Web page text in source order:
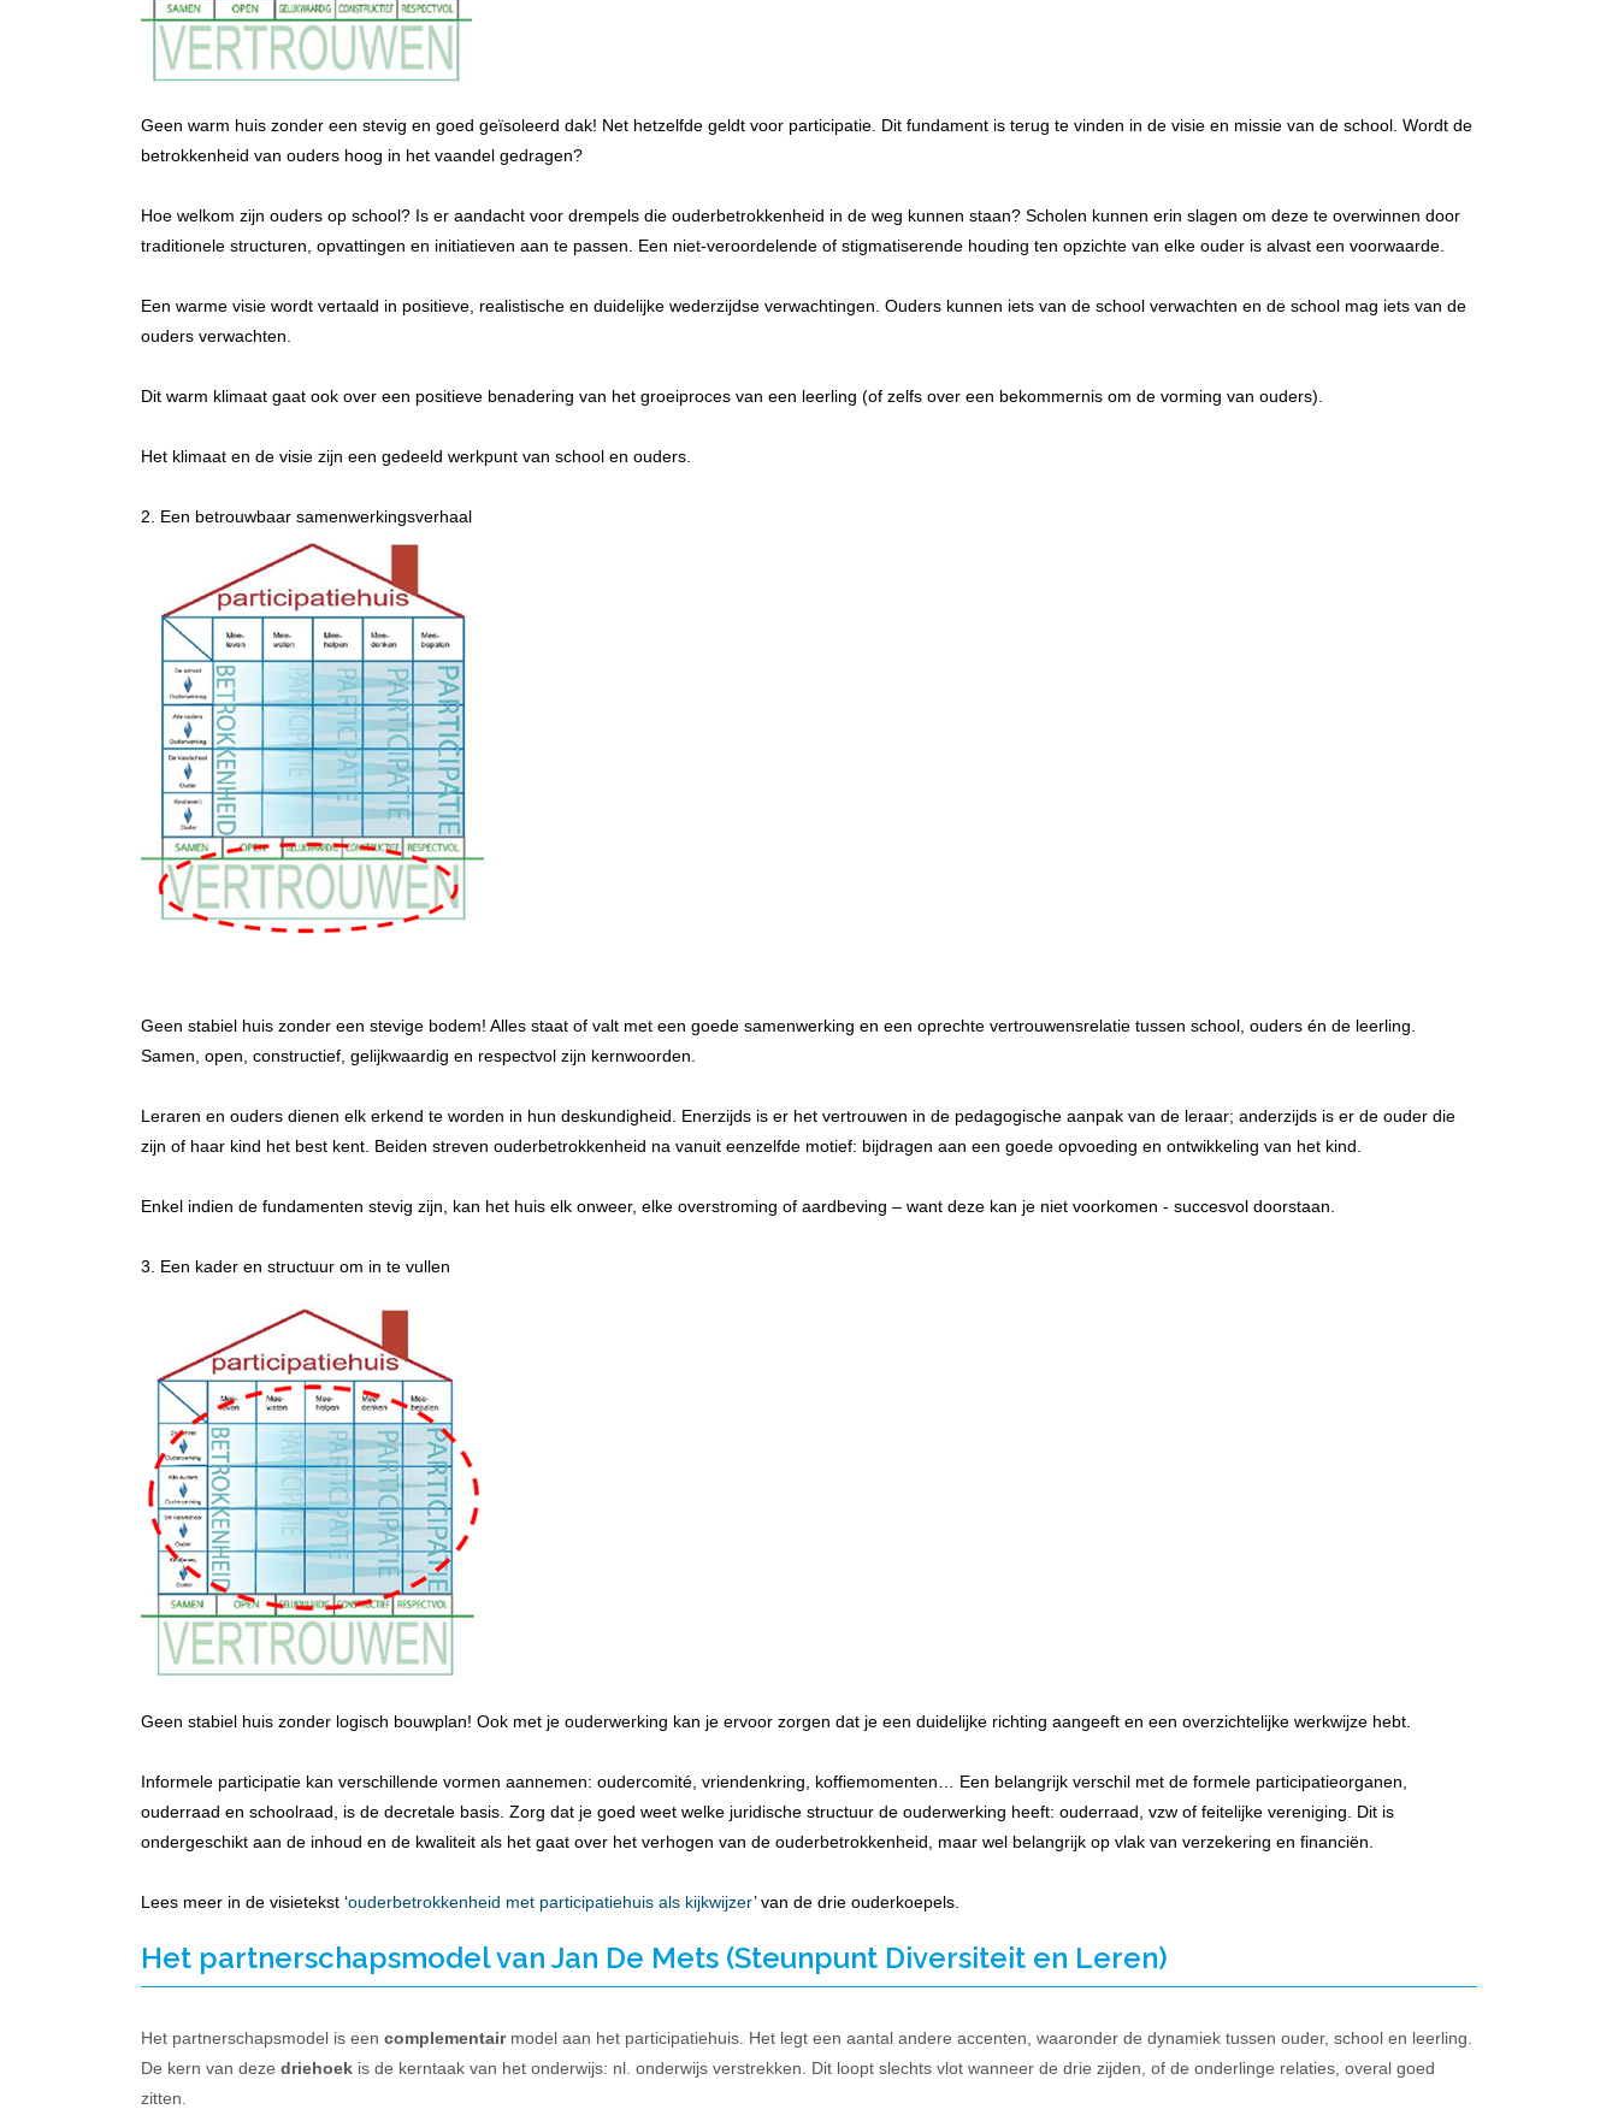
Geen warm huis zonder een stevig en goed geïsoleerd dak! Net hetzelfde geldt voor participatie. Dit fundament is terug te vinden in de visie en missie van de school. Wordt de
betrokkenheid van ouders hoog in het vaandel gedragen?
Hoe welkom zijn ouders op school? Is er aandacht voor drempels die ouderbetrokkenheid in de weg kunnen staan? Scholen kunnen erin slagen om deze te overwinnen door
traditionele structuren, opvattingen en initiatieven aan te passen. Een niet-veroordelende of stigmatiserende houding ten opzichte van elke ouder is alvast een voorwaarde.
Een warme visie wordt vertaald in positieve, realistische en duidelijke wederzijdse verwachtingen. Ouders kunnen iets van de school verwachten en de school mag iets van de
ouders verwachten.
Dit warm klimaat gaat ook over een positieve benadering van het groeiproces van een leerling (of zelfs over een bekommernis om de vorming van ouders).
Het klimaat en de visie zijn een gedeeld werkpunt van school en ouders.
2. Een betrouwbaar samenwerkingsverhaal
Geen stabiel huis zonder een stevige bodem! Alles staat of valt met een goede samenwerking en een oprechte vertrouwensrelatie tussen school, ouders én de leerling.
Samen, open, constructief, gelijkwaardig en respectvol zijn kernwoorden.
Leraren en ouders dienen elk erkend te worden in hun deskundigheid. Enerzijds is er het vertrouwen in de pedagogische aanpak van de leraar; anderzijds is er de ouder die
zijn of haar kind het best kent. Beiden streven ouderbetrokkenheid na vanuit eenzelfde motief: bijdragen aan een goede opvoeding en ontwikkeling van het kind.
Enkel indien de fundamenten stevig zijn, kan het huis elk onweer, elke overstroming of aardbeving – want deze kan je niet voorkomen - succesvol doorstaan.
3. Een kader en structuur om in te vullen
Geen stabiel huis zonder logisch bouwplan! Ook met je ouderwerking kan je ervoor zorgen dat je een duidelijke richting aangeeft en een overzichtelijke werkwijze hebt.
Informele participatie kan verschillende vormen aannemen: oudercomité, vriendenkring, koffiemomenten… Een belangrijk verschil met de formele participatieorganen,
ouderraad en schoolraad, is de decretale basis. Zorg dat je goed weet welke juridische structuur de ouderwerking heeft: ouderraad, vzw of feitelijke vereniging. Dit is
ondergeschikt aan de inhoud en de kwaliteit als het gaat over het verhogen van de ouderbetrokkenheid, maar wel belangrijk op vlak van verzekering en financiën.
Lees meer in de visietekst ‘ouderbetrokkenheid met participatiehuis als kijkwijzer’ van de drie ouderkoepels.
Het partnerschapsmodel van Jan De Mets (Steunpunt Diversiteit en Leren)
Het partnerschapsmodel is een complementairmodel aan het participatiehuis. Het legt een aantal andere accenten, waaronder de dynamiek tussen ouder, school en leerling.
De kern van deze driehoek is de kerntaak van het onderwijs: nl. onderwijs verstrekken. Dit loopt slechts vlot wanneer de drie zijden, of de onderlinge relaties, overal goed
zitten.